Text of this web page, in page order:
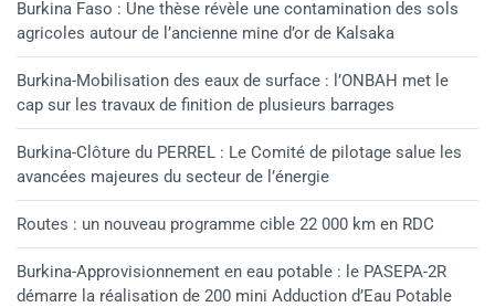
Burkina Faso : Une thèse révèle une contamination des sols
agricoles autour de l’ancienne mine d’or de Kalsaka
Burkina-Mobilisation des eaux de surface : l’ONBAH met le
cap sur les travaux de finition de plusieurs barrages
Burkina-Clôture du PERREL : Le Comité de pilotage salue les
avancées majeures du secteur de l’énergie
Routes : un nouveau programme cible 22 000 km en RDC
Burkina-Approvisionnement en eau potable : le PASEPA-2R
démarre la réalisation de 200 mini Adduction d’Eau Potable